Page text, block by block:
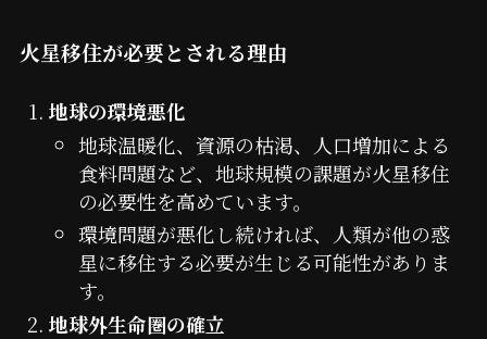
火星移住が必要とされる理由
地球の環境悪化
地球温暖化、資源の枯渇、人口増加による
食料問題など、地球規模の課題が火星移住
の必要性を高めています。
環境問題が悪化し続ければ、人類が他の惑
星に移住する必要が生じる可能性がありま
す。
地球外生命圏の確立